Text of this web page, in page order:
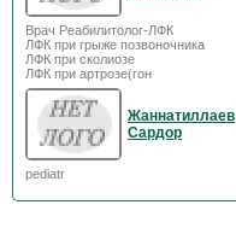
Врач Реабилитолог-ЛФК
ЛФК при грыже позвоночника
ЛФК при сколиозе
ЛФК при артрозе(гон
Жаннатиллаев
Сардор
pediatr